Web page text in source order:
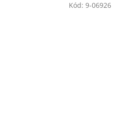
Kód: 9-06926